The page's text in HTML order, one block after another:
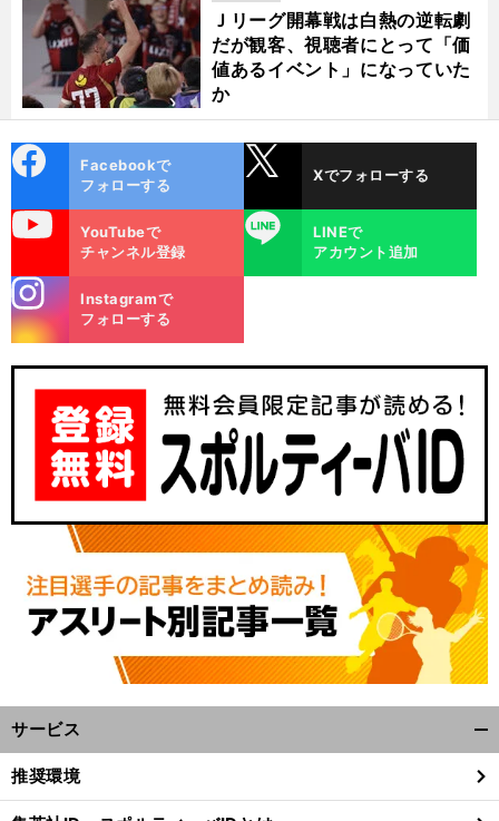
Ｊリーグ開幕戦は白熱の逆転劇
だが観客、視聴者にとって「価
値あるイベント」になっていた
か
ok
Facebookで
フォローする
Xでフォローする
YouTubeで
チャンネル登録
LINE
LINEで
アカウント追加
m
Instagramで
フォローする
サービス
閉
推奨環境